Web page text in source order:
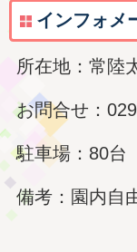
インフォメ
所在地：常陸
お問合せ：
駐車場：80台
備考：園内自